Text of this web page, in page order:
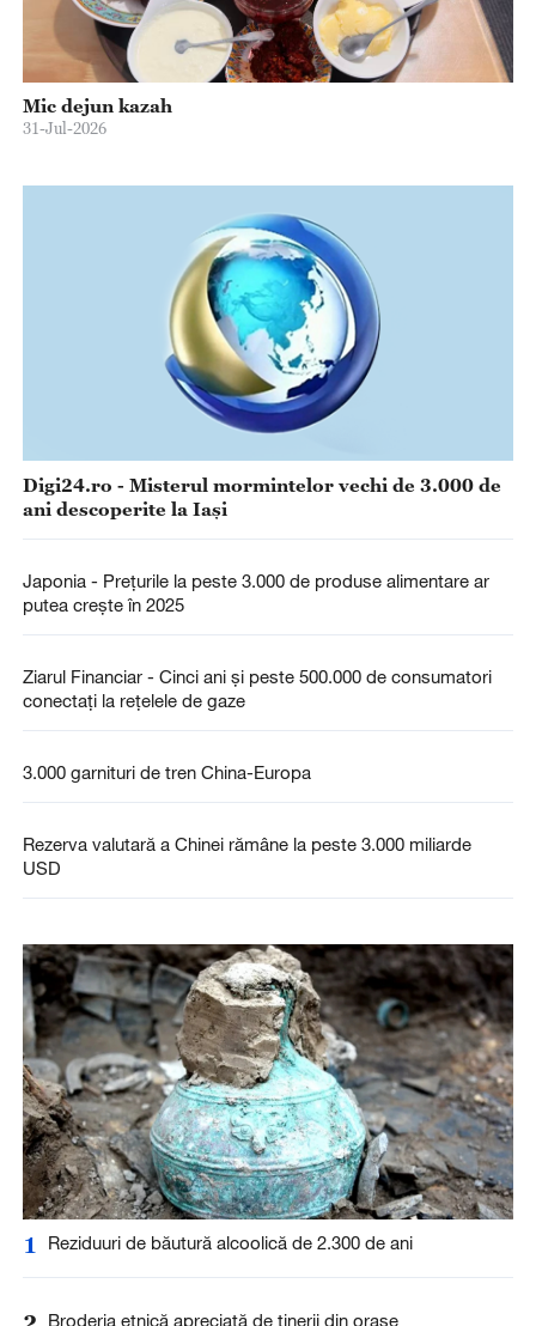
Mic dejun kazah
31-Jul-2026
Digi24.ro - Misterul mormintelor vechi de 3.000 de
ani descoperite la Iași
Japonia - Prețurile la peste 3.000 de produse alimentare ar
putea crește în 2025
Ziarul Financiar - Cinci ani şi peste 500.000 de consumatori
conectaţi la reţelele de gaze
3.000 garnituri de tren China-Europa
Rezerva valutară a Chinei rămâne la peste 3.000 miliarde
USD
1 Reziduuri de băutură alcoolică de 2.300 de ani
Broderia etnică apreciată de tinerii din orașe